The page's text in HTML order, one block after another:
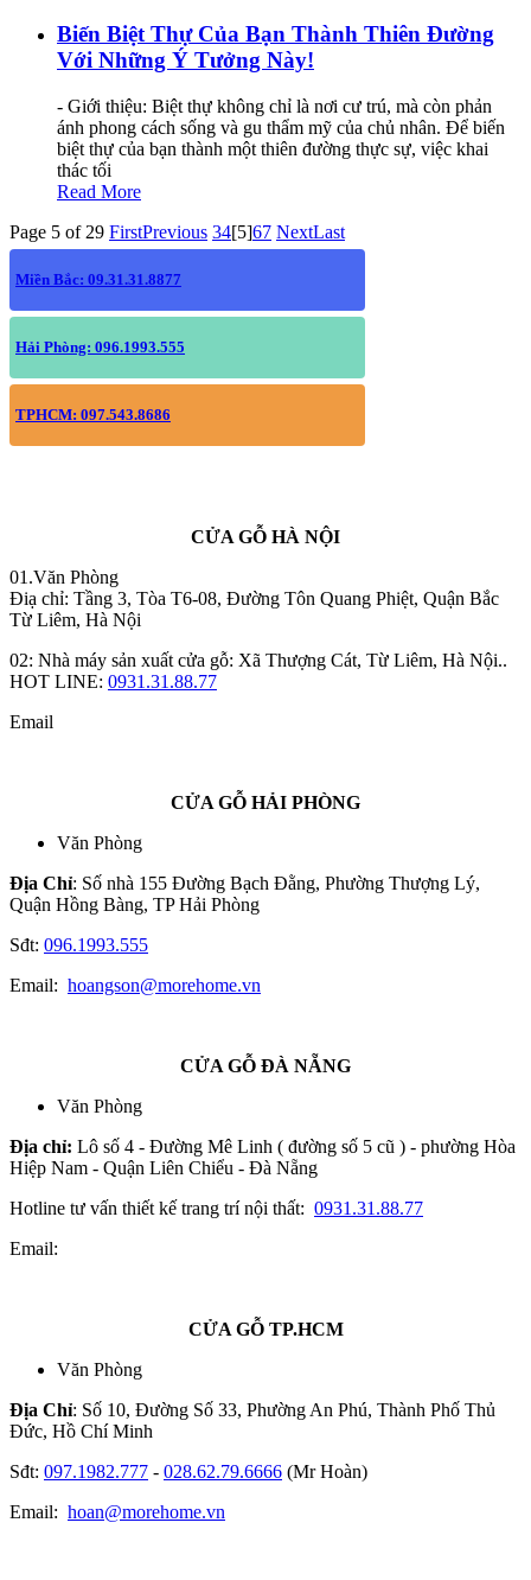
Biến Biệt Thự Của Bạn Thành Thiên Đường
Với Những Ý Tưởng Này!
- Giới thiệu: Biệt thự không chỉ là nơi cư trú, mà còn phản
ánh phong cách sống và gu thẩm mỹ của chủ nhân. Để biến
biệt thự của bạn thành một thiên đường thực sự, việc khai
thác tối
Read More
Page 5 of 29 FirstPrevious 34[5]67 NextLast
Miền Bắc: 09.31.31.8877
Hải Phòng: 096.1993.555
TPHCM: 097.543.8686
CỬA GỖ HÀ NỘI
01.Văn Phòng
Điạ chỉ: Tầng 3, Tòa T6-08, Đường Tôn Quang Phiệt, Quận Bắc
Từ Liêm, Hà Nội
02: Nhà máy sản xuất cửa gỗ: Xã Thượng Cát, Từ Liêm, Hà Nội..
HOT LINE: 0931.31.88.77
Email
CỬA GỖ HẢI PHÒNG
Văn Phòng
Địa Chỉ: Số nhà 155 Đường Bạch Đằng, Phường Thượng Lý,
Quận Hồng Bàng, TP Hải Phòng
Sđt: 096.1993.555
Email: hoangson@morehome.vn
CỬA GỖ ĐÀ NẴNG
Văn Phòng
Địa chỉ: Lô số 4 - Đường Mê Linh ( đường số 5 cũ ) - phường Hòa
Hiệp Nam - Quận Liên Chiểu - Đà Nẵng
Hotline tư vấn thiết kế trang trí nội thất: 0931.31.88.77
Email:
CỬA GỖ TP.HCM
Văn Phòng
Địa Chỉ: Số 10, Đường Số 33, Phường An Phú, Thành Phố Thủ
Đức, Hồ Chí Minh
Sđt: 097.1982.777 - 028.62.79.6666 (Mr Hoàn)
Email: hoan@morehome.vn